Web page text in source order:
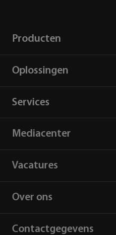
Producten
Oplossingen
Services
Mediacenter
Vacatures
Over ons
Contactgegevens